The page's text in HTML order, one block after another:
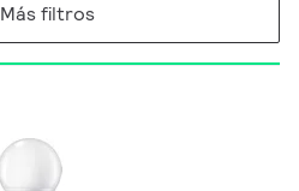
Más filtros